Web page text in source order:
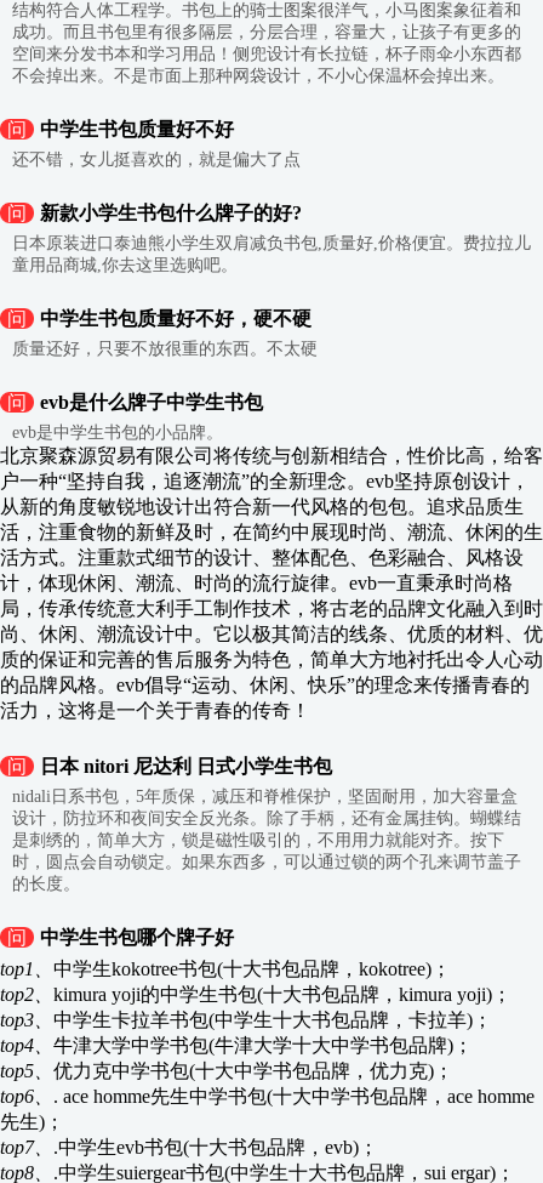
结构符合人体工程学。书包上的骑士图案很洋气，小马图案象征着和
成功。而且书包里有很多隔层，分层合理，容量大，让孩子有更多的
空间来分发书本和学习用品！侧兜设计有长拉链，杯子雨伞小东西都
不会掉出来。不是市面上那种网袋设计，不小心保温杯会掉出来。
问 中学生书包质量好不好
还不错，女儿挺喜欢的，就是偏大了点
问 新款小学生书包什么牌子的好?
日本原装进口泰迪熊小学生双肩减负书包,质量好,价格便宜。费拉拉儿
童用品商城,你去这里选购吧。
问 中学生书包质量好不好，硬不硬
质量还好，只要不放很重的东西。不太硬
问 evb是什么牌子中学生书包
evb是中学生书包的小品牌。
北京聚森源贸易有限公司将传统与创新相结合，性价比高，给客
户一种“坚持自我，追逐潮流”的全新理念。evb坚持原创设计，
从新的角度敏锐地设计出符合新一代风格的包包。追求品质生
活，注重食物的新鲜及时，在简约中展现时尚、潮流、休闲的生
活方式。注重款式细节的设计、整体配色、色彩融合、风格设
计，体现休闲、潮流、时尚的流行旋律。evb一直秉承时尚格
局，传承传统意大利手工制作技术，将古老的品牌文化融入到时
尚、休闲、潮流设计中。它以极其简洁的线条、优质的材料、优
质的保证和完善的售后服务为特色，简单大方地衬托出令人心动
的品牌风格。evb倡导“运动、休闲、快乐”的理念来传播青春的
活力，这将是一个关于青春的传奇！
问 日本 nitori 尼达利 日式小学生书包
nidali日系书包，5年质保，减压和脊椎保护，坚固耐用，加大容量盒
设计，防拉环和夜间安全反光条。除了手柄，还有金属挂钩。蝴蝶结
是刺绣的，简单大方，锁是磁性吸引的，不用用力就能对齐。按下
时，圆点会自动锁定。如果东西多，可以通过锁的两个孔来调节盖子
的长度。
问
中学生书包哪个牌子好
top1、 中学生kokotree书包(十大书包品牌，kokotree)；
top2、 kimura yoji的中学生书包(十大书包品牌，kimura yoji)；
top3、 中学生卡拉羊书包(中学生十大书包品牌，卡拉羊)；
top4、 牛津大学中学书包(牛津大学十大中学书包品牌)；
top5、 优力克中学书包(十大中学书包品牌，优力克)；
top6、 . ace homme先生中学书包(十大中学书包品牌，ace homme
先生)；
top7、 .中学生evb书包(十大书包品牌，evb)；
top8、 .中学生suiergear书包(中学生十大书包品牌，sui ergar)；